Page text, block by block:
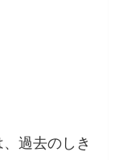
過去のしき